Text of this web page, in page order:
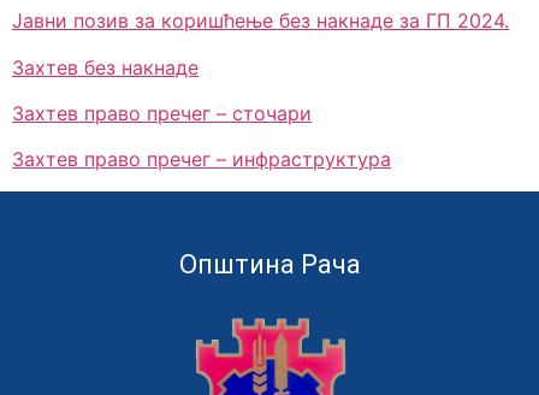
Јавни позив за коришћење без накнаде за ГП 2024.
Захтев без накнаде
Захтев право пречег – сточари
Захтев право пречег – инфраструктура
Општина Рача